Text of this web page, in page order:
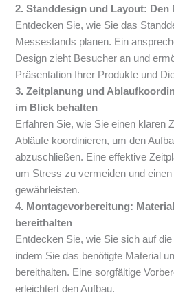
2. Standdesign und Layout: Den
Entdecken Sie, wie Sie das
Messestands planen. Ein
Design zieht Besucher an und
Präsentation Ihrer Produkte und
3. Zeitplanung und
im Blick behalten
Erfahren Sie, wie Sie einen klaren
Abläufe koordinieren, um den
abzuschließen. Eine effektive
um Stress zu vermeiden und
gewährleisten.
4. Montagevorbereitung:
bereithalten
Entdecken Sie, wie Sie sich auf
indem Sie das benötigte Material
bereithalten. Eine sorgfältige
erleichtert den Aufbau.